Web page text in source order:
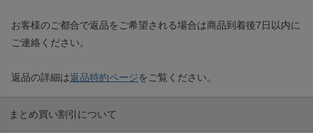
お客様のご都合で返品をご希望される場合は商品到着後7日以内に
ご連絡ください。
返品の詳細は返品特約ページをご覧ください。
まとめ買い割引について